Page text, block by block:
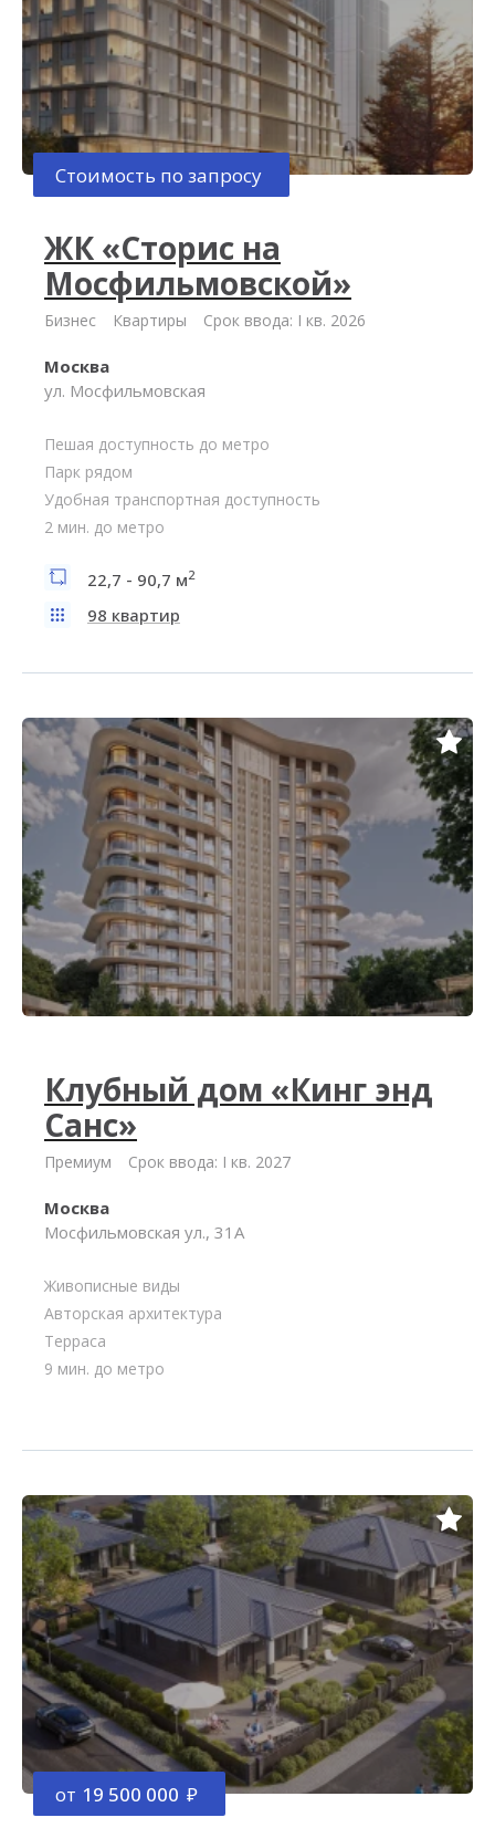
Стоимость по запросу
ЖК «Сторис на
Мосфильмовской»
Бизнес Квартиры Срок ввода: I кв. 2026
Москва
ул. Мосфильмовская
Пешая доступность до метро
Парк рядом
Удобная транспортная доступность
2 мин. до метро
22,7 - 90,7 м2
98 квартир
Клубный дом «Кинг энд
Санс»
Премиум Срок ввода: I кв. 2027
Москва
Мосфильмовская ул., 31А
Живописные виды
Авторская архитектура
Терраса
9 мин. до метро
от 19 500 000